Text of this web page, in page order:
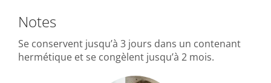
Notes
Se conservent jusqu’à 3 jours dans un contenant
hermétique et se congèlent jusqu’à 2 mois.